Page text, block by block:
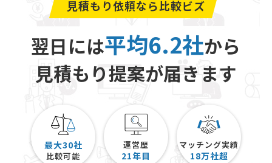
見積もり依頼なら比較ビズ
翌日には平均6.2社から
見積もり提案が届きます
最大30社
比較可能
運営歴
21年目
マッチング実績
18万社超